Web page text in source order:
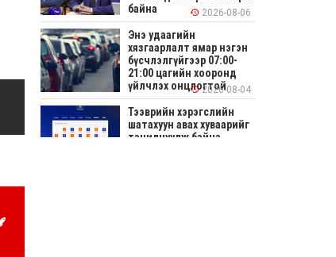
байна
2026-08-06
Энэ удаагийн
хязгаарлалт ямар нэгэн
бүсчлэлгүйгээр 07:00-
21:00 цагийн хооронд
үйлчлэх онцлогтой2026-08-04
Тээврийн хэрэгслийн
шатахуун авах хуваарийг
танилцуулж байна